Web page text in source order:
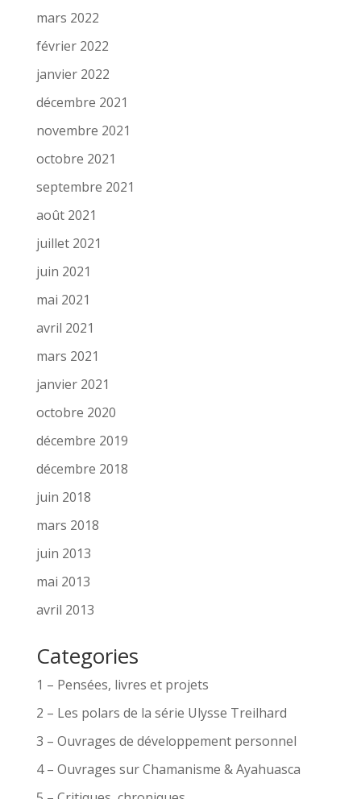
mars 2022
février 2022
janvier 2022
décembre 2021
novembre 2021
octobre 2021
septembre 2021
août 2021
juillet 2021
juin 2021
mai 2021
avril 2021
mars 2021
janvier 2021
octobre 2020
décembre 2019
décembre 2018
juin 2018
mars 2018
juin 2013
mai 2013
avril 2013
Categories
1 – Pensées, livres et projets
2 – Les polars de la série Ulysse Treilhard
3 – Ouvrages de développement personnel
4 – Ouvrages sur Chamanisme & Ayahuasca